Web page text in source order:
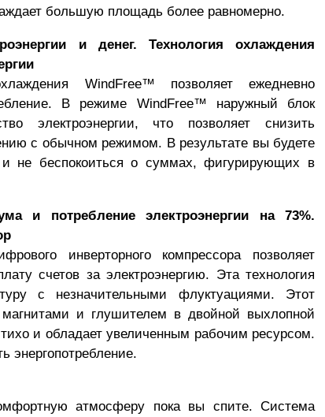
большую площадь более равномерно.
и денег. Технология охлаждения
WindFree™ позволяет ежедневно
В режиме WindFree™ наружный блок
электроэнергии, что позволяет снизить
с обычном режимом. В результате вы будете
не беспокоиться о суммах, фигурирующих в
и потребление электроэнергии на 73%.
инверторного компрессора позволяет
счетов за электроэнергию. Эта технология
с незначительными флуктуациями. Этот
и глушителем в двойной выхлопной
и обладает увеличенным рабочим ресурсом.
энергопотребление.
атмосферу пока вы спите. Система